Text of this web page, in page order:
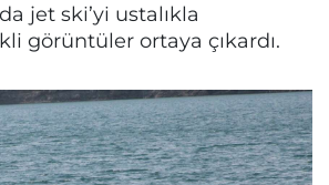
jet ski’yi ustalıkla
görüntüler ortaya çıkardı.